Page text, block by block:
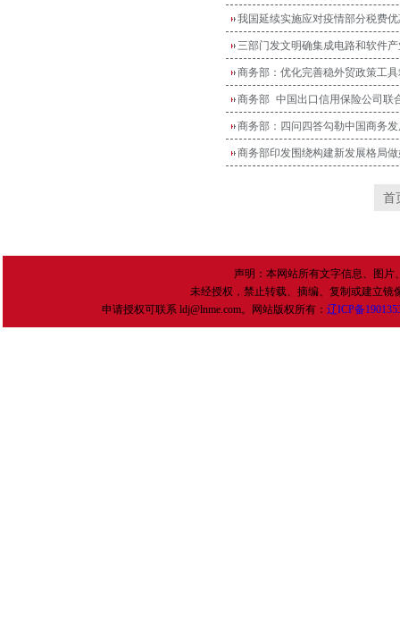
我国延续实施应对疫情部分税费
三部门发文明确集成电路和软件
商务部：优化完善稳外贸政策工具
商务部 中国出口信用保险公司联
商务部：四问四答勾勒中国商务
商务部印发围绕构建新发展格局
首
声明：本网站所有文字信息、图
未经授权，禁止转载、摘编、复制或建立
申请授权可联系 ldj@lnme.com。网站版权所有： 辽ICP备